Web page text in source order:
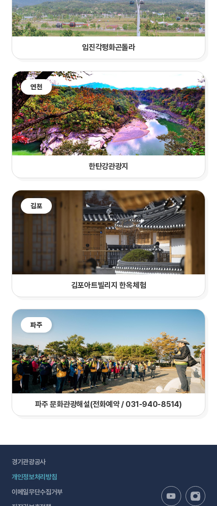
임진각평화곤돌라
연천
한탄강관광지
김포
김포아트빌리지 한옥체험
파주
파주 문화관광해설(전화예약 / 031-940-8514)
경기관광공사
개인정보처리방침
이메일무단수집거부